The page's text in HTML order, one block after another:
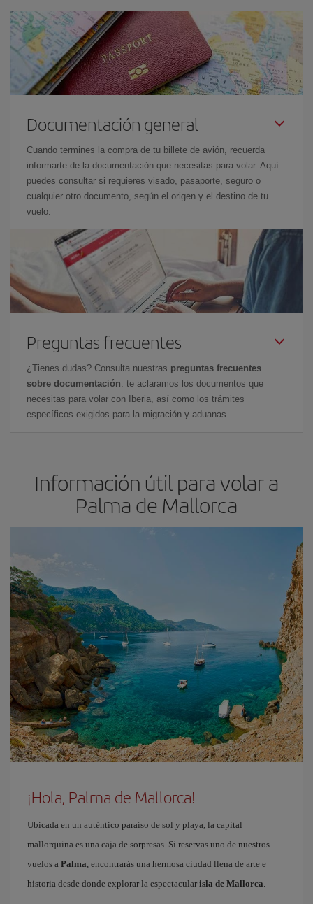
Documentación general
Cuando termines la compra de tu billete de avión, recuerda
informarte de la documentación que necesitas para volar. Aquí
puedes consultar si requieres visado, pasaporte, seguro o
cualquier otro documento, según el origen y el destino de tu
vuelo.
Preguntas frecuentes
¿Tienes dudas? Consulta nuestras preguntas frecuentes
sobre documentación: te aclaramos los documentos que
necesitas para volar con Iberia, así como los trámites
específicos exigidos para la migración y aduanas.
Información útil para volar a
Palma de Mallorca
¡Hola, Palma de Mallorca!
Ubicada en un auténtico paraíso de sol y playa, la capital
mallorquina es una caja de sorpresas. Si reservas uno de nuestros
vuelos a Palma, encontrarás una hermosa ciudad llena de arte e
historia desde donde explorar la espectacular isla de Mallorca.